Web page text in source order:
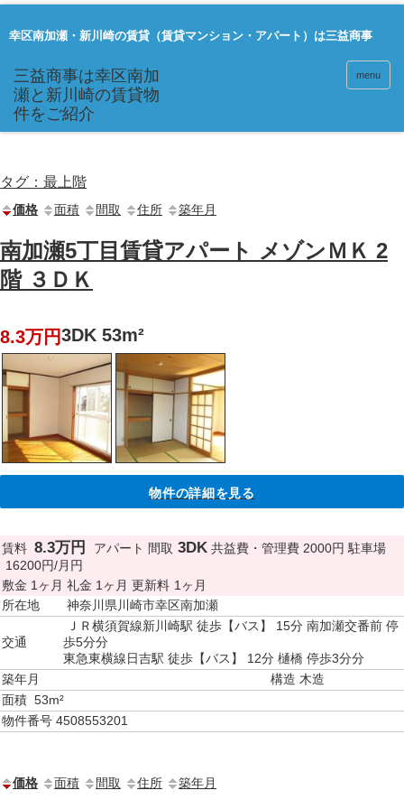
幸区南加瀬・新川崎の賃貸（賃貸マンション・アパート）は三益商事
menu
タグ：最上階
価格 面積 間取 住所 築年月
南加瀬5丁目賃貸アパート メゾンＭＫ 2
階 ３ＤＫ
8.3万円3DK 53m²
物件の詳細を見る
賃料 8.3万円 アパート 間取 3DK 共益費・管理費 2000円 駐車場
16200円/月円
敷金 1ヶ月 礼金 1ヶ月 更新料 1ヶ月
所在地
神奈川県川崎市幸区南加瀬
交通
ＪＲ横須賀線新川崎駅 徒歩【バス】 15分 南加瀬交番前 停
歩5分分
東急東横線日吉駅 徒歩【バス】 12分 樋橋 停歩3分分
築年月
構造 木造
面積 53m²
物件番号 4508553201
価格 面積 間取 住所 築年月